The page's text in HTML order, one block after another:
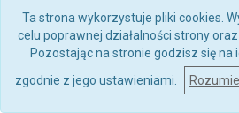
Ta strona wykorzystuje pliki cookies.
celu poprawnej działalności strony
Pozostając na stronie godzisz się na
zgodnie z jego ustawieniami.